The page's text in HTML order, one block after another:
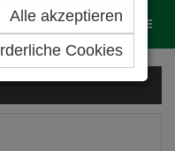
Alle akzeptieren
Cookies